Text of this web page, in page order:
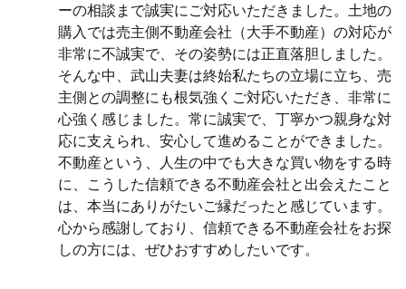
ーの相談まで誠実にご対応いただきました。土地の
購入では売主側不動産会社（大手不動産）の対応が
非常に不誠実で、その姿勢には正直落胆しました。
そんな中、武山夫妻は終始私たちの立場に立ち、売
主側との調整にも根気強くご対応いただき、非常に
心強く感じました。常に誠実で、丁寧かつ親身な対
応に支えられ、安心して進めることができました。
不動産という、人生の中でも大きな買い物をする時
に、こうした信頼できる不動産会社と出会えたこと
は、本当にありがたいご縁だったと感じています。
心から感謝しており、信頼できる不動産会社をお探
しの方には、ぜひおすすめしたいです。